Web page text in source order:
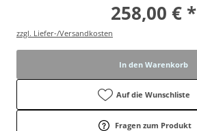
258,00 € *
zzgl. Liefer-/Versandkosten
In den Warenkorb
Auf die Wunschliste
Fragen zum Produkt